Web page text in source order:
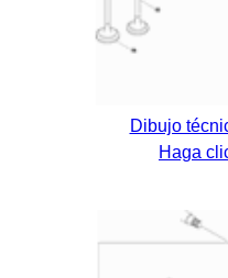
Dibujo
Haga